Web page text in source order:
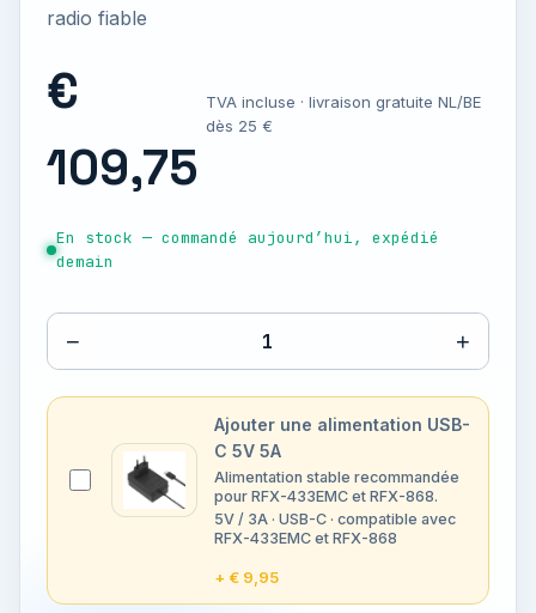
radio fiable
€
109,75
TVA incluse · livraison gratuite NL/BE
dès 25 €
En stock — commandé aujourd’hui, expédié
demain
− 1 +
Ajouter une alimentation USB-
C 5V 5A
Alimentation stable recommandée
pour RFX-433EMC et RFX-868.
5V / 3A · USB-C · compatible avec
RFX-433EMC et RFX-868
+ € 9,95